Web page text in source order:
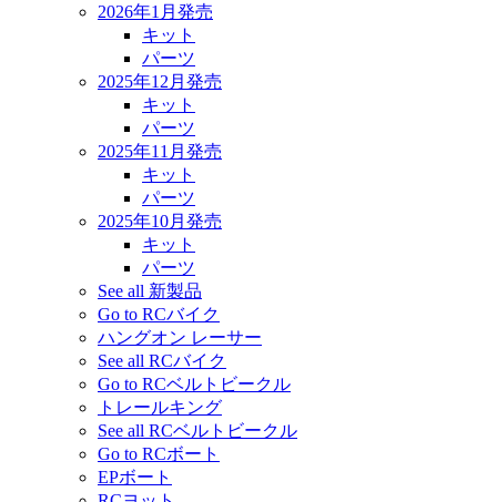
2026年1月発売
キット
パーツ
2025年12月発売
キット
パーツ
2025年11月発売
キット
パーツ
2025年10月発売
キット
パーツ
See all 新製品
Go to RCバイク
ハングオン レーサー
See all RCバイク
Go to RCベルトビークル
トレールキング
See all RCベルトビークル
Go to RCボート
EPボート